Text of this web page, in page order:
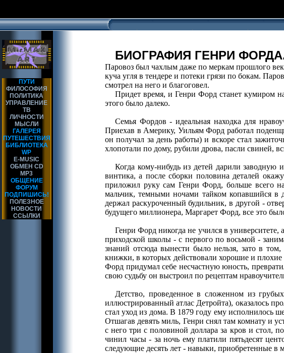
ПУТИ
ФИЛОСОФИЯ
ПОЛИТИКА
УПРАВЛЕНИЕ
ТВ
ЛИЧНОСТИ
МЫСЛИ
ГАЛЕРЕЯ
ПУТЕШЕСТВИЯ
БИБЛИОТЕКА
WP
E-MUSIC
ОБМЕН CD
MP3
ОБЩЕНИЕ
ФОРУМ
ПОДПИШИСЬ!
ПОЛЕЗНОЕ
НОВОСТИ
ССЫЛКИ
БИОГРАФИЯ ГЕНРИ
Паровоз был чахлым даже по меркам прошлого
куча угля в тендере и потеки грязи по бокам.
смотрел на него и благоговел.
Придет время, и Генри Форд станет кумиром
этого было далеко.
Семья Фордов - идеальная находка для
Приехав в Америку, Уильям Форд работал
он получал за день работы) и вскоре стал
хлопотали по дому, рубили дрова, пасли свиней,
Когда кому-нибудь из детей дарили
винтика, а после сборки половина деталей
приложил руку сам Генри Форд, больше всего
мальчик, темными ночами тайком копавшийся в
держал раскуроченный будильник, в другой -
будущего миллионера, Маргарет Форд, все это
Генри Форд никогда не учился в
приходской школы - с первого по восьмой -
знаний отсюда вынести было нельзя, зато в
книжки, в которых действовали хорошие и
Форд придумал себе несчастную юность,
свою судьбу он выстроил по рецептам
Детство, проведенное в сложенном из
иллюстрированный атлас Детройта), оказалось
стал уход из дома. В 1879 году ему исполнилось
Отшагав девять миль, Генри снял там комнату и
с него три с половиной доллара за кров и стол,
чинил часы - за ночь ему платили пятьдесят
следующие десять лет - навыки, приобретенные в